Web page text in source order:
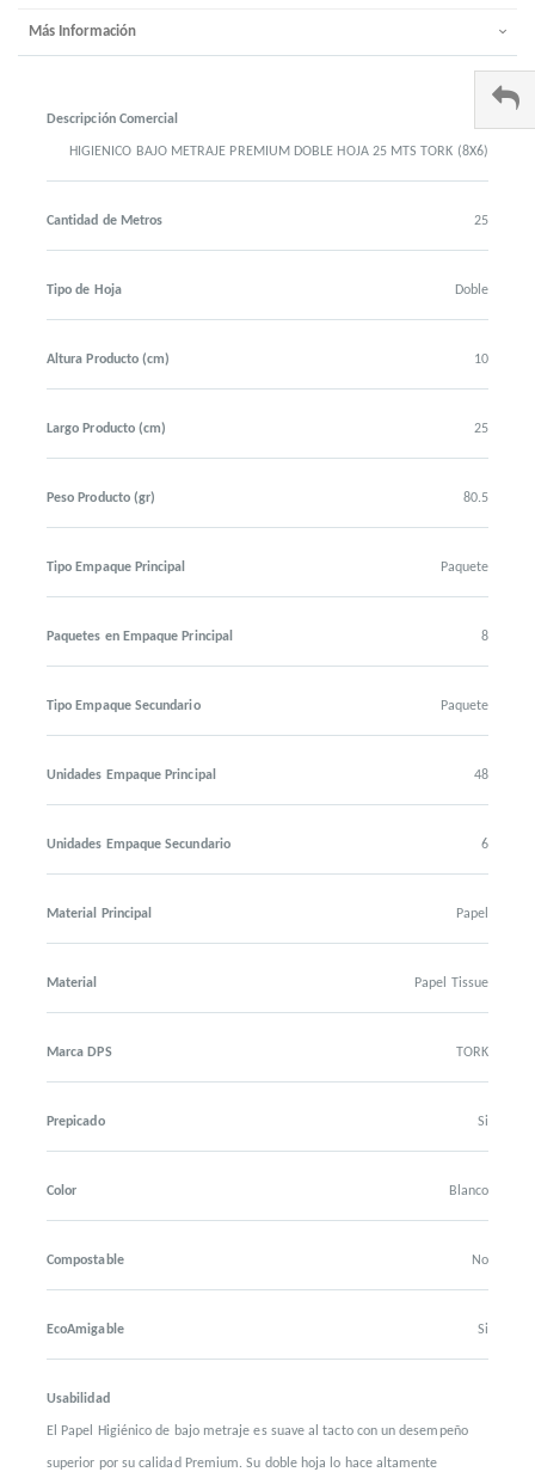
Más Información
Descripción Comercial
HIGIENICO BAJO METRAJE PREMIUM DOBLE HOJA 25 MTS TORK (8X6)
Cantidad de Metros 25
Tipo de Hoja Doble
Altura Producto (cm) 10
Largo Producto (cm) 25
Peso Producto (gr) 80.5
Tipo Empaque Principal Paquete
Paquetes en Empaque Principal 8
Tipo Empaque Secundario Paquete
Unidades Empaque Principal 48
Unidades Empaque Secundario 6
Material Principal Papel
Material Papel Tissue
Marca DPS TORK
Prepicado Si
Color Blanco
Compostable No
EcoAmigable Si
Usabilidad
El Papel Higiénico de bajo metraje es suave al tacto con un desempeño
superior por su calidad Premium. Su doble hoja lo hace altamente